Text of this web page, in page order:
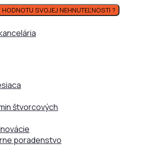
SVOJEJ NEHNUTEĽNOSTI ?
štvorcových
poradenstvo